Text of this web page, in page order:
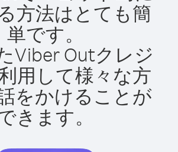
方法はとても簡
単です。
Viber Outクレジ
用して様々な方
をかけることが
きます。